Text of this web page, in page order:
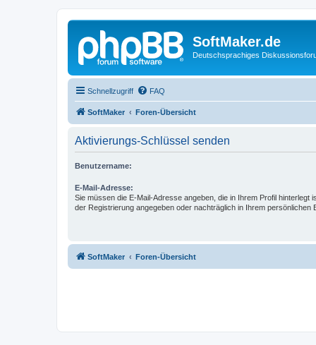
SoftMaker.de
Deutschsprachiges
Schnellzugriff FAQ
SoftMaker Foren-Übersicht
Aktivierungs-Schlüssel senden
Benutzername:
E-Mail-Adresse:
Sie müssen die E-Mail-Adresse angeben, die in Ihrem Profil hinterlegt
der Registrierung angegeben oder nachträglich in Ihrem persönlichen
SoftMaker Foren-Übersicht